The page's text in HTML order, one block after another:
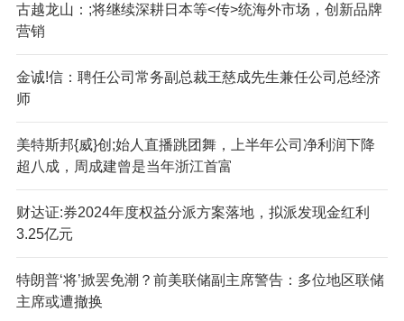
古越龙山：;将继续深耕日本等<传>统海外市场，创新品牌
营销
金诚!信：聘任公司常务副总裁王慈成先生兼任公司总经济
师
美特斯邦{威}创;始人直播跳团舞，上半年公司净利润下降
超八成，周成建曾是当年浙江首富
财达证:券2024年度权益分派方案落地，拟派发现金红利
3.25亿元
特朗普‘将’掀罢免潮？前美联储副主席警告：多位地区联储
主席或遭撤换